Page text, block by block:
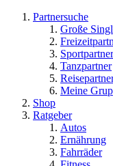
Partnersuche
Große
Sportpartner
Tanzpartner
Meine
Shop
Ratgeber
Autos
Ernährung
Fahrräder